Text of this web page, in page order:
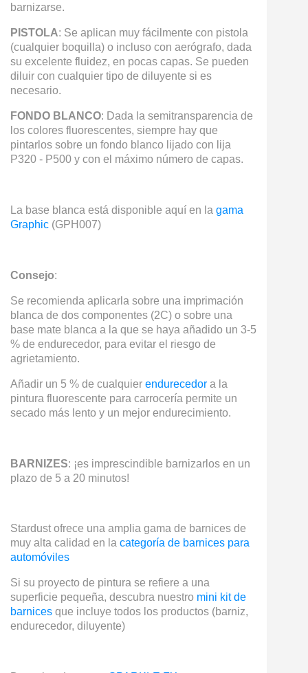
barnizarse.
PISTOLA: Se aplican muy fácilmente con pistola
(cualquier boquilla) o incluso con aerógrafo, dada
su excelente fluidez, en pocas capas. Se pueden
diluir con cualquier tipo de diluyente si es
necesario.
FONDO BLANCO: Dada la semitransparencia de
los colores fluorescentes, siempre hay que
pintarlos sobre un fondo blanco lijado con lija
P320 - P500 y con el máximo número de capas.
La base blanca está disponible aquí en la gama
Graphic (GPH007)
Consejo:
Se recomienda aplicarla sobre una imprimación
blanca de dos componentes (2C) o sobre una
base mate blanca a la que se haya añadido un 3-5
% de endurecedor, para evitar el riesgo de
agrietamiento.
Añadir un 5 % de cualquier endurecedor a la
pintura fluorescente para carrocería permite un
secado más lento y un mejor endurecimiento.
BARNIZES: ¡es imprescindible barnizarlos en un
plazo de 5 a 20 minutos!
Stardust ofrece una amplia gama de barnices de
muy alta calidad en la categoría de barnices para
automóviles
Si su proyecto de pintura se refiere a una
superficie pequeña, descubra nuestro mini kit de
barnices que incluye todos los productos (barniz,
endurecedor, diluyente)